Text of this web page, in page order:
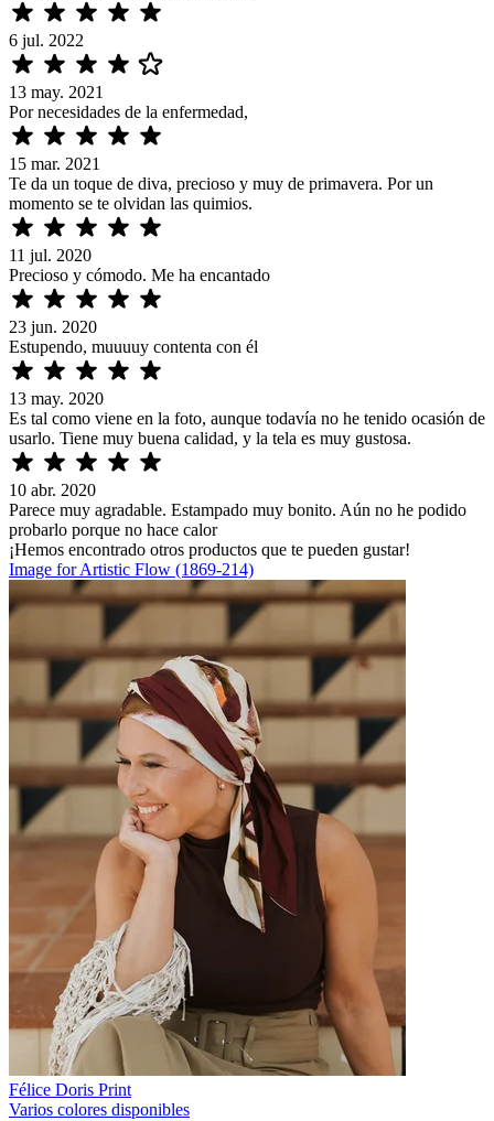
6 jul. 2022
13 may. 2021
Por necesidades de la enfermedad,
15 mar. 2021
Te da un toque de diva, precioso y muy de primavera. Por un
momento se te olvidan las quimios.
11 jul. 2020
Precioso y cómodo. Me ha encantado
23 jun. 2020
Estupendo, muuuuy contenta con él
13 may. 2020
Es tal como viene en la foto, aunque todavía no he tenido ocasión de
usarlo. Tiene muy buena calidad, y la tela es muy gustosa.
10 abr. 2020
Parece muy agradable. Estampado muy bonito. Aún no he podido
probarlo porque no hace calor
¡Hemos encontrado otros productos que te pueden gustar!
Image for Artistic Flow (1869-214)
Félice Doris Print
Varios colores disponibles